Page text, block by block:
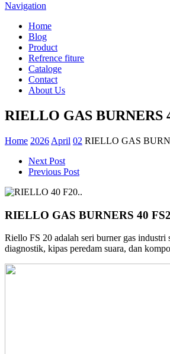
Navigation
Home
Blog
Product
Refrence fiture
Cataloge
Contact
About Us
RIELLO GAS BURNERS
Home 2026 April 02 RIELLO GAS
Next Post
Previous Post
RIELLO GAS BURNERS 40
Riello FS 20 adalah seri burner gas
diagnostik, kipas peredam suara, dan